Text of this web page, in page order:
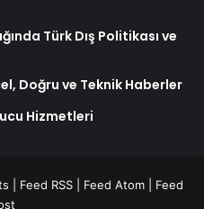
Türk Dış Politikası ve
Doğru ve Teknik Haberler
Hizmetleri
Feed RSS Feed Atom
Feed